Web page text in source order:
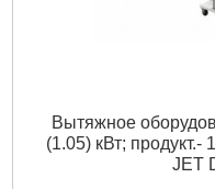
Вытяжное
(1.05) кВт; продукт.-
JET